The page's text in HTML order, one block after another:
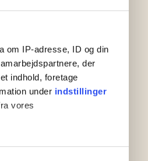
om IP-adresse, ID og din
der
indhold, foretage
under indstillinger
vores